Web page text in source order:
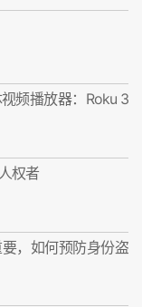
频播放器：Roku 3
权者
，如何预防身份盗